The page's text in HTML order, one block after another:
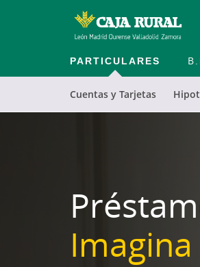
PARTICULARES
Cuentas y Tarjetas
Imagina